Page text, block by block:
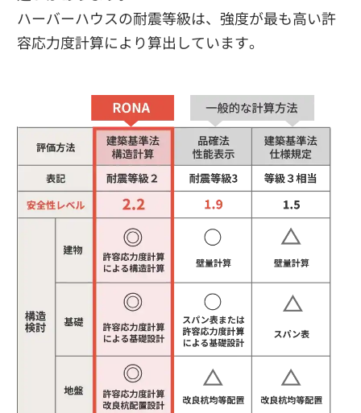
ハーバーハウスの耐震等級は、強度が最も高い許
容応力度計算により算出しています。